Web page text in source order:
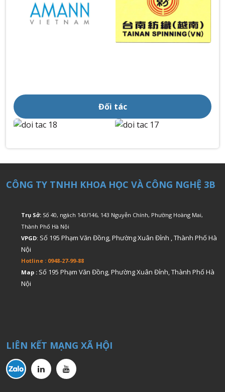
Đối tác
CÔNG TY TNHH KHOA HỌC VÀ CÔNG NGHỆ 3B
Trụ Sở: Số 40, ngách 143/146, 143 Nguyễn Chính, Phường Hoàng Mai,
Thành Phố Hà Nội
VPGD: Số 195 Phạm Văn Đồng, Phường Xuân Đỉnh , Thành Phố Hà
Nội
Hotline : 0948-27-99-88
Map : Số 195 Phạm Văn Đồng, Phường Xuân Đỉnh, Thành Phố Hà
Nội
LIÊN KẾT MẠNG XÃ HỘI